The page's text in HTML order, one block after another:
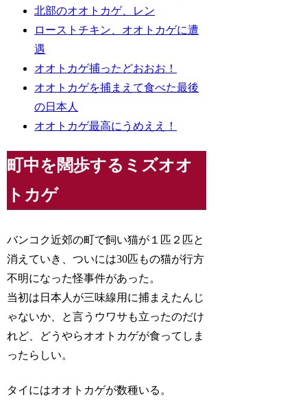
北部のオオトカゲ、レン
ローストチキン、オオトカゲに遭
遇
オオトカゲ捕ったどおおお！
オオトカゲを捕まえて食べた最後
の日本人
オオトカゲ最高にうめええ！
町中を闊歩するミズオオ
トカゲ
バンコク近郊の町で飼い猫が１匹２匹と
消えていき、ついには30匹もの猫が行方
不明になった怪事件があった。
当初は日本人が三味線用に捕まえたんじ
ゃないか、と言うウワサも立ったのだけ
れど、どうやらオオトカゲが食ってしま
ったらしい。
タイにはオオトカゲが数種いる。